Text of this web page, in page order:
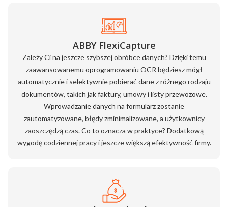
ABBY FlexiCapture
Zależy Ci na jeszcze szybszej obróbce danych? Dzięki temu
zaawansowanemu oprogramowaniu OCR będziesz mógł
automatycznie i selektywnie pobierać dane z różnego rodzaju
dokumentów, takich jak faktury, umowy i listy przewozowe.
Wprowadzanie danych na formularz zostanie
zautomatyzowane, błędy zminimalizowane, a użytkownicy
zaoszczędzą czas. Co to oznacza w praktyce? Dodatkową
wygodę codziennej pracy i jeszcze większą efektywność firmy.